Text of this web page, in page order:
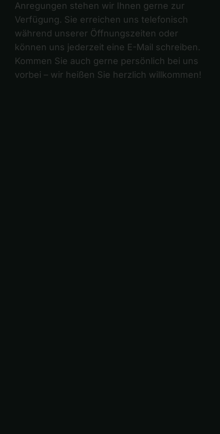
Anregungen stehen wir Ihnen gerne zur
Verfügung. Sie erreichen uns telefonisch
während unserer Öffnungszeiten oder
können uns jederzeit eine E-Mail schreiben.
Kommen Sie auch gerne persönlich bei uns
vorbei – wir heißen Sie herzlich willkommen!